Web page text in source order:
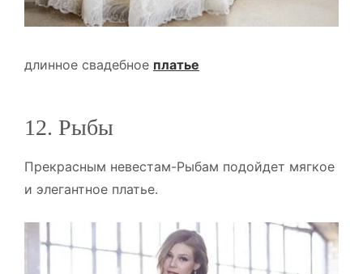
длинное свадебное платье
12. Рыбы
Прекрасным невестам-Рыбам подойдет мягкое
и элегантное платье.